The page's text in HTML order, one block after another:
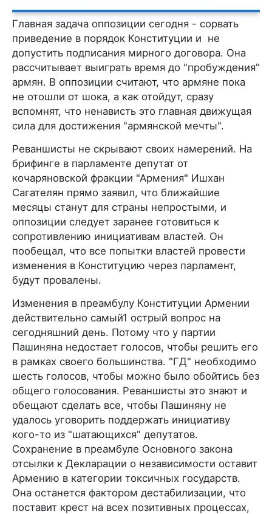
Главная задача оппозиции сегодня - сорвать
приведение в порядок Конституции и не
допустить подписания мирного договора. Она
рассчитывает выиграть время до "пробуждения"
армян. В оппозиции считают, что армяне пока
не отошли от шока, а как отойдут, сразу
вспомнят, что ненависть это главная движущая
сила для достижения "армянской мечты".
Реваншисты не скрывают своих намерений. На
брифинге в парламенте депутат от
кочаряновской фракции "Армения" Ишхан
Сагателян прямо заявил, что ближайшие
месяцы станут для страны непростыми, и
оппозиции следует заранее готовиться к
сопротивлению инициативам властей. Он
пообещал, что все попытки властей провести
изменения в Конституцию через парламент,
будут провалены.
Изменения в преамбулу Конституции Армении
действительно самый1 острый вопрос на
сегодняшний день. Потому что у партии
Пашиняна недостает голосов, чтобы решить его
в рамках своего большинства. "ГД" необходимо
шесть голосов, чтобы можно было обойтись без
общего голосования. Реваншисты это знают и
обещают сделать все, чтобы Пашиняну не
удалось уговорить поддержать инициативу
кого-то из "шатающихся" депутатов.
Сохранение в преамбуле Основного закона
отсылки к Декларации о независимости оставит
Армению в категории токсичных государств.
Она останется фактором дестабилизации, что
поставит крест на всех позитивных процессах,